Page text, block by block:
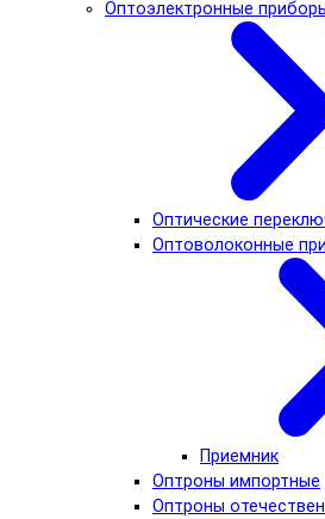
Оптоэлектронные
Оптические
Оптоволоконные
Приемник
Оптроны импортные
Оптроны